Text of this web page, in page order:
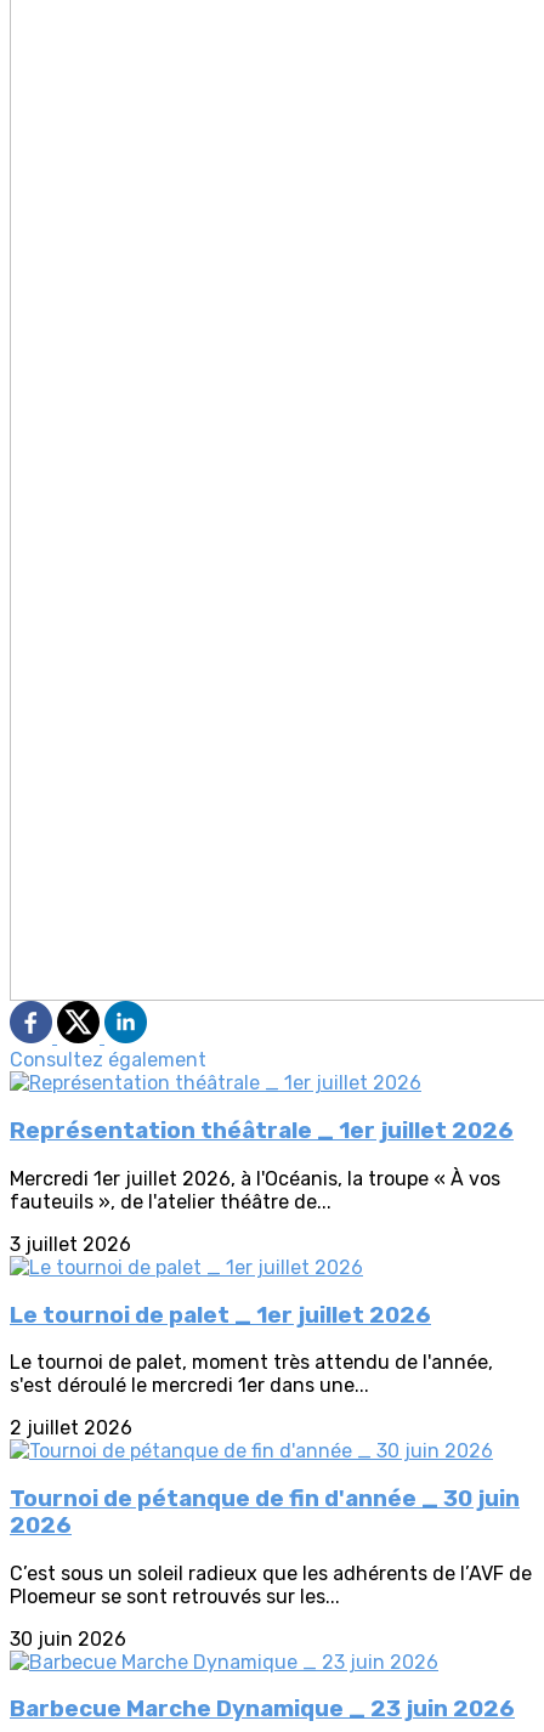
Consultez également
Représentation théâtrale _ 1er juillet 2026
Mercredi 1er juillet 2026, à l'Océanis, la troupe « À vos
fauteuils », de l'atelier théâtre de...
3 juillet 2026
Le tournoi de palet _ 1er juillet 2026
Le tournoi de palet, moment très attendu de l'année,
s'est déroulé le mercredi 1er dans une...
2 juillet 2026
Tournoi de pétanque de fin d'année _ 30 juin
2026
C’est sous un soleil radieux que les adhérents de l’AVF de
Ploemeur se sont retrouvés sur les...
30 juin 2026
Barbecue Marche Dynamique _ 23 juin 2026